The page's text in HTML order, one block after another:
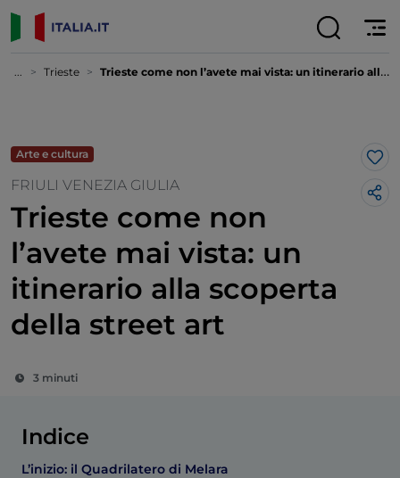
... Trieste Trieste come non l’avete mai vista: un itinerario alla scoperta della street art
Arte e cultura
FRIULI VENEZIA GIULIA
Trieste come non
l’avete mai vista: un
itinerario alla scoperta
della street art
3 minuti
Indice
L’inizio: il Quadrilatero di Melara